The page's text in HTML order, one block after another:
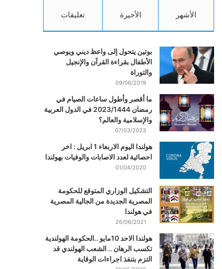
الأشهر الأخيرة تعليقات
بوتين يتحول إلى واعظ ديني ويوصي
الأطفال بقراءة القرآن والإنجيل
والتوراة
09/06/2019
ما أقصر وأطول ساعات الصيام في
رمضان 2023/1444 في الدول العربية
والإسلامية والعالم؟
07/03/2023
هولندا اليوم الاربعاء 1 ابريل : اخر
احصائية لعدد الاصابات والوفيات بهولندا
01/04/2020
التشكيل الوزاري المتوقع للحكومة
المصرية الجديدة من الجالية المصرية
في هولندا
26/06/2021
هولندا الاحد 10مايو ..الحكومة الهولندية
تكسب الرهان .. الشعب الهولندي قد
التزم بتنفذ اجراءات الوقاية